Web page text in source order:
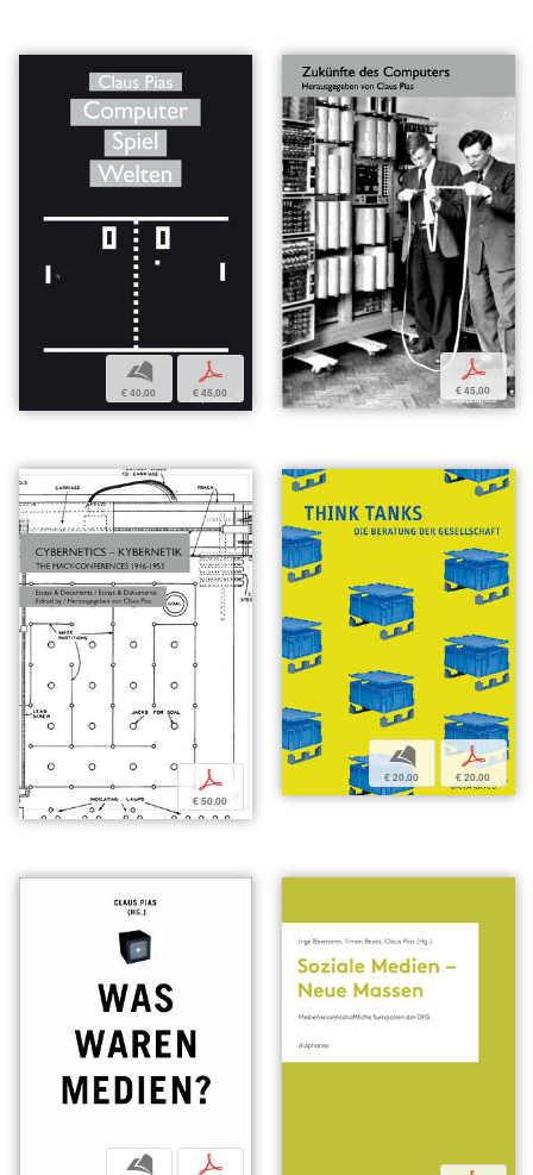
b
€ 40,00
p
€ 45,00
p
€ 45,00
p
€ 50,00
b
€ 20,00
p
€ 20,00
b p